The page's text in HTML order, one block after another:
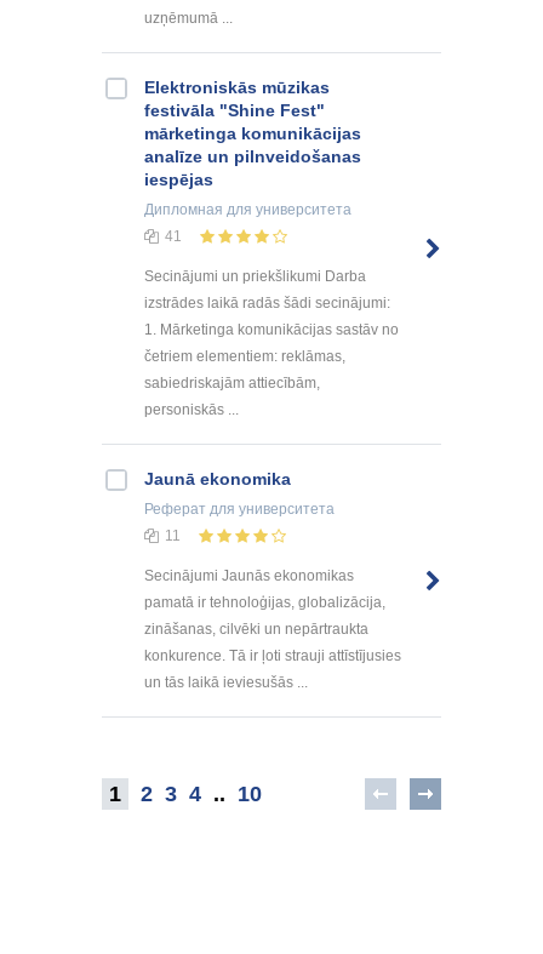
uzņēmumā ...
Elektroniskās mūzikas
festivāla "Shine Fest"
mārketinga komunikācijas
analīze un pilnveidošanas
iespējas
Дипломная для университета
41
Secinājumi un priekšlikumi Darba
izstrādes laikā radās šādi secinājumi:
1. Mārketinga komunikācijas sastāv no
četriem elementiem: reklāmas,
sabiedriskajām attiecībām,
personiskās ...
Jaunā ekonomika
Реферат для университета
11
Secinājumi Jaunās ekonomikas
pamatā ir tehnoloģijas, globalizācija,
zināšanas, cilvēki un nepārtraukta
konkurence. Tā ir ļoti strauji attīstījusies
un tās laikā ieviesušās ...
1 2 3 4 .. 10